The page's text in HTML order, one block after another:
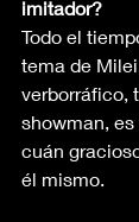
imitador?
Todo el
tema de
verborráfico,
showman,
cuán
él mismo.